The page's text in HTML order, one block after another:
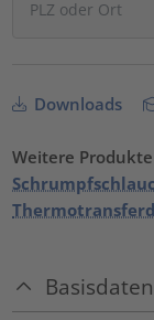
Downloads
Weitere
Basisdaten